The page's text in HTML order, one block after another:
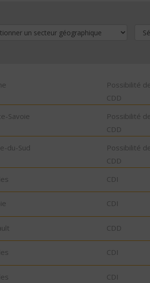
Possibilité
CDD
Savoie
Possibilité
CDD
du-Sud
Possibilité
CDD
CDI
CDI
CDD
CDI
CDI